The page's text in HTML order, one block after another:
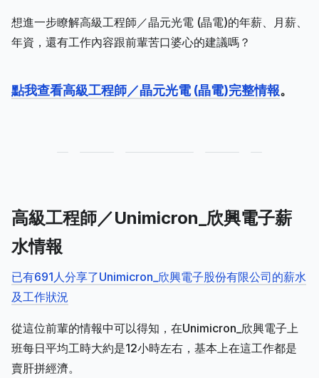
想進一步瞭解高級工程師／晶元光電 (晶電)的年薪、月薪、
年資，還有工作內容跟前輩苦口婆心的建議嗎？
點我查看高級工程師／晶元光電 (晶電)完整情報。
高級工程師／Unimicron_欣興電子薪
水情報
已有691人分享了Unimicron_欣興電子股份有限公司的薪水
及工作狀況
從這位前輩的情報中可以得知，在Unimicron_欣興電子上
班每日平均工時大約是12小時左右，基本上在這工作都是
賣肝拼經濟。